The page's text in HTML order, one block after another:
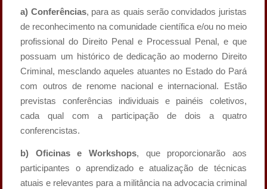
a) Conferências, para as quais serão convidados juristas
de reconhecimento na comunidade científica e/ou no meio
profissional do Direito Penal e Processual Penal, e que
possuam um histórico de dedicação ao moderno Direito
Criminal, mesclando aqueles atuantes no Estado do Pará
com outros de renome nacional e internacional. Estão
previstas conferências individuais e painéis coletivos,
cada qual com a participação de dois a quatro
conferencistas.
b) Oficinas e Workshops, que proporcionarão aos
participantes o aprendizado e atualização de técnicas
atuais e relevantes para a militância na advocacia criminal